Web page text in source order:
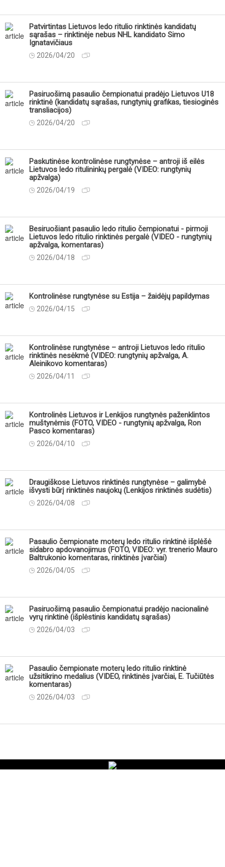
Patvirtintas Lietuvos ledo ritulio rinktinės kandidatų
sąrašas – rinktinėje nebus NHL kandidato Simo
Ignatavičiaus
2026/04/20
Pasiruošimą pasaulio čempionatui pradėjo Lietuvos U18
rinktinė (kandidatų sąrašas, rungtynių grafikas, tiesioginės
transliacijos)
2026/04/20
Paskutinėse kontrolinėse rungtynėse – antroji iš eilės
Lietuvos ledo ritulininkų pergalė (VIDEO: rungtynių
apžvalga)
2026/04/19
Besiruošiant pasaulio ledo ritulio čempionatui - pirmoji
Lietuvos ledo ritulio rinktinės pergalė (VIDEO - rungtynių
apžvalga, komentaras)
2026/04/18
Kontrolinėse rungtynėse su Estija – žaidėjų papildymas
2026/04/15
Kontrolinėse rungtynėse – antroji Lietuvos ledo ritulio
rinktinės nesėkmė (VIDEO: rungtynių apžvalga, A.
Aleinikovo komentaras)
2026/04/11
Kontrolinės Lietuvos ir Lenkijos rungtynės paženklintos
muštynėmis (FOTO, VIDEO - rungtynių apžvalga, Ron
Pasco komentaras)
2026/04/10
Draugiškose Lietuvos rinktinės rungtynėse – galimybė
išvysti būrį rinktinės naujokų (Lenkijos rinktinės sudėtis)
2026/04/08
Pasaulio čempionate moterų ledo ritulio rinktinė išplėšė
sidabro apdovanojimus (FOTO, VIDEO: vyr. trenerio Mauro
Baltrukonio komentaras, rinktinės įvarčiai)
2026/04/05
Pasiruošimą pasaulio čempionatui pradėjo nacionalinė
vyrų rinktinė (išplėstinis kandidatų sąrašas)
2026/04/03
Pasaulio čempionate moterų ledo ritulio rinktinė
užsitikrino medalius (VIDEO, rinktinės įvarčiai, E. Tučiūtės
komentaras)
2026/04/03